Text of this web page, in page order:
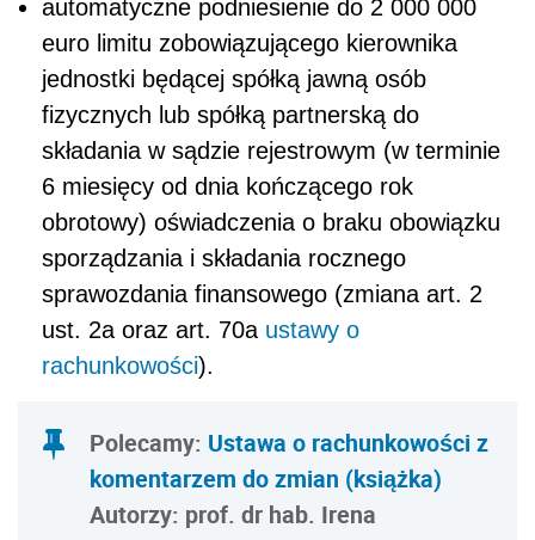
automatyczne podniesienie do 2 000 000
euro limitu zobowiązującego kierownika
jednostki będącej spółką jawną osób
fizycznych lub spółką partnerską do
składania w sądzie rejestrowym (w terminie
6 miesięcy od dnia kończącego rok
obrotowy) oświadczenia o braku obowiązku
sporządzania i składania rocznego
sprawozdania finansowego (zmiana art. 2
ust. 2a oraz art. 70a ustawy o
rachunkowości).
Polecamy: Ustawa o rachunkowości z
komentarzem do zmian (książka)
Autorzy: prof. dr hab. Irena